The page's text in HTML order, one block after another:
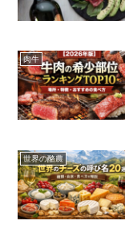
肉牛
世界の酪農